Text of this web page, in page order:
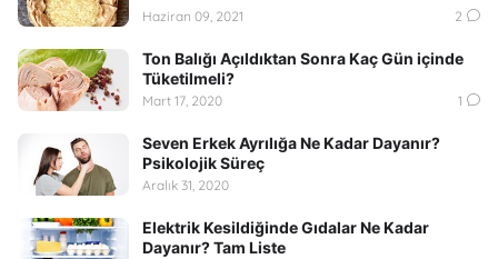
Haziran 09, 2021 2
Ton Balığı Açıldıktan Sonra Kaç Gün içinde
Tüketilmeli?
Mart 17, 2020 1
Seven Erkek Ayrılığa Ne Kadar Dayanır?
Psikolojik Süreç
Aralık 31, 2020
Elektrik Kesildiğinde Gıdalar Ne Kadar
Dayanır? Tam Liste